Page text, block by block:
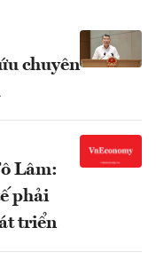
chuyên
Lâm:
phải
triển